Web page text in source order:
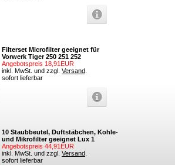
Filterset Microfilter geeignet für
Vorwerk Tiger 250 251 252
Angebotspreis 18,91EUR
inkl. MwSt. und zzgl. Versand
sofort lieferbar
10 Staubbeutel, Duftstäbchen, Kohle-
und Mikrofilter geeignet Lux 1
Angebotspreis 44,91EUR
inkl. MwSt. und zzgl. Versand
sofort lieferbar